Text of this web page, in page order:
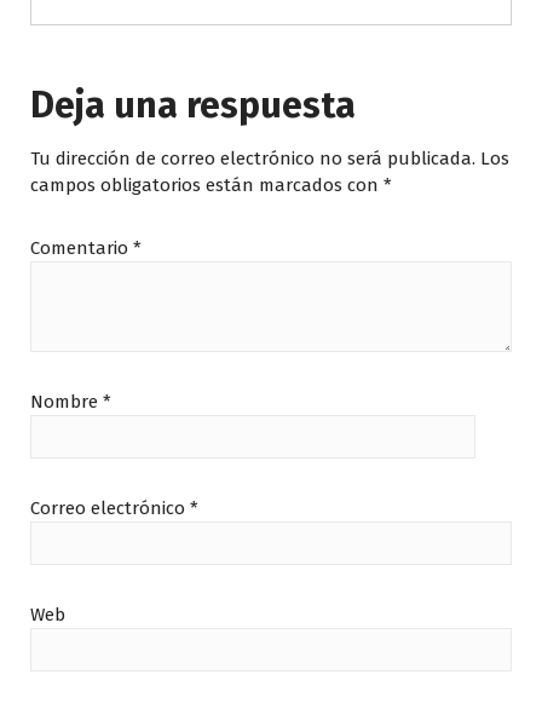
Deja una respuesta
Tu dirección de correo electrónico no será publicada. Los
campos obligatorios están marcados con *
Comentario *
Nombre *
Correo electrónico *
Web